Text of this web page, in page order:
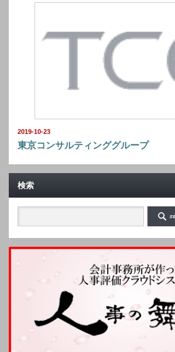
2019-10-23
東京コンサルティンググループ
検索